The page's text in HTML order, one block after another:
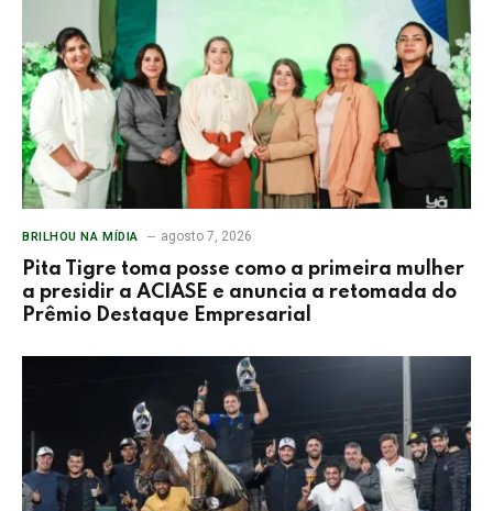
BRILHOU NA MÍDIA agosto 7, 2026
Pita Tigre toma posse como a primeira mulher
a presidir a ACIASE e anuncia a retomada do
Prêmio Destaque Empresarial